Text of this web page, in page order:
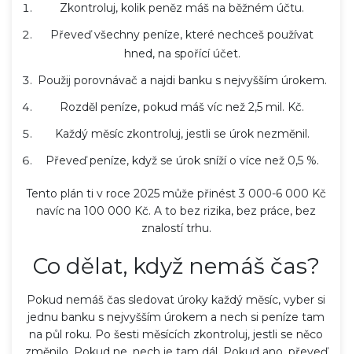
Zkontroluj, kolik peněz máš na běžném účtu.
Převeď všechny peníze, které nechceš používat
hned, na spořící účet.
Použij porovnávač a najdi banku s nejvyšším úrokem.
Rozděl peníze, pokud máš víc než 2,5 mil. Kč.
Každý měsíc zkontroluj, jestli se úrok nezměnil.
Převeď peníze, když se úrok sníží o více než 0,5 %.
Tento plán ti v roce 2025 může přinést 3 000-6 000 Kč
navíc na 100 000 Kč. A to bez rizika, bez práce, bez
znalostí trhu.
Co dělat, když nemáš čas?
Pokud nemáš čas sledovat úroky každý měsíc, vyber si
jednu banku s nejvyšším úrokem a nech si peníze tam
na půl roku. Po šesti měsících zkontroluj, jestli se něco